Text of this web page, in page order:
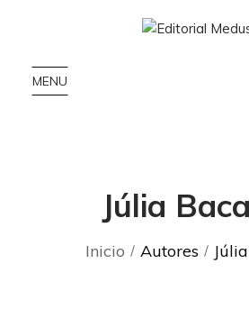
MENU
Júlia
Inicio Autores